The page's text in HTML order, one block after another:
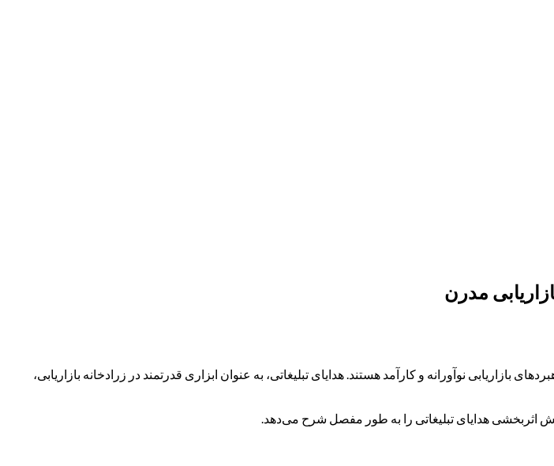
مدرن
نوآورانه و کارآمد هستند. هدایای تبلیغاتی، به عنوان ابزاری قدرتمند در زرادخانه بازاریابی،
اثربخشی هدایای تبلیغاتی را به طور مفصل شرح می‌دهد.